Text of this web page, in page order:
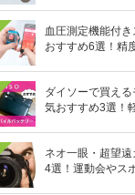
血圧測定機能付
おすすめ6選！精
ダイソーで買え
気おすすめ3選！
ネオ一眼・超望
4選！運動会やス